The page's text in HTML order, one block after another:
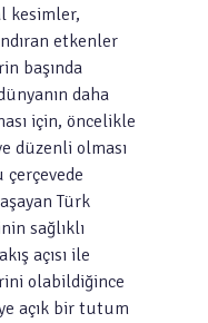
kesimler,
etkenler
başında
daha
için, öncelikle
düzenli olması
Türk
sağlıklı
açısı ile
olabildiğince
açık bir tutum